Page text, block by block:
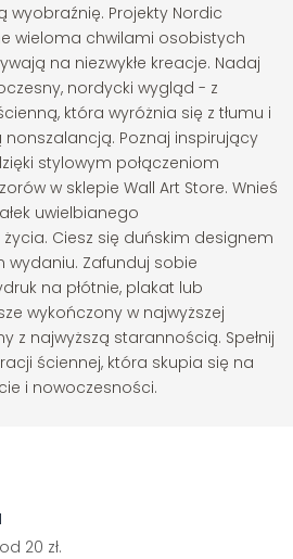
wyobraźnię. Projekty Nordic
wieloma chwilami osobistych
na niezwykłe kreacje. Nadaj
nordycki wygląd - z
która wyróżnia się z tłumu i
Poznaj inspirujący
stylowym połączeniom
w sklepie Wall Art Store. Wnieś
uwielbianego
Ciesz się duńskim designem
wydaniu. Zafunduj sobie
na płótnie, plakat lub
wykończony w najwyższej
z najwyższą starannością. Spełnij
ściennej, która skupia się na
i nowoczesności.
20 zł.